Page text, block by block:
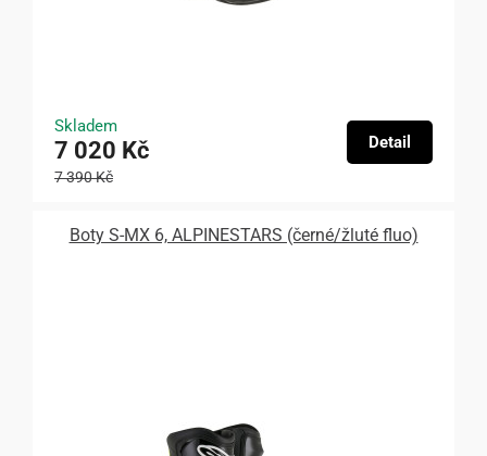
Skladem
7 020 Kč
7 390 Kč
Detail
Boty S-MX 6, ALPINESTARS (černé/žluté fluo)